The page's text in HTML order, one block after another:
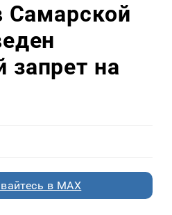
Самарской
на
в MAX